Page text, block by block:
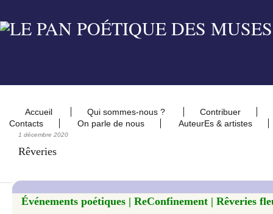
Accueil Qui sommes-nous ?
Contribuer
Contacts
On parle de nous AuteurEs & artistes
1 décembre 2020
Rêveries
Événements poétiques | ReConfinement | Rêveries